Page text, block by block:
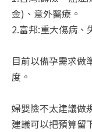
金)、意外醫療。
2.富邦:重大傷病、
目前以備孕需求做
度。
婦嬰險不太建議做
建議可以把預算留